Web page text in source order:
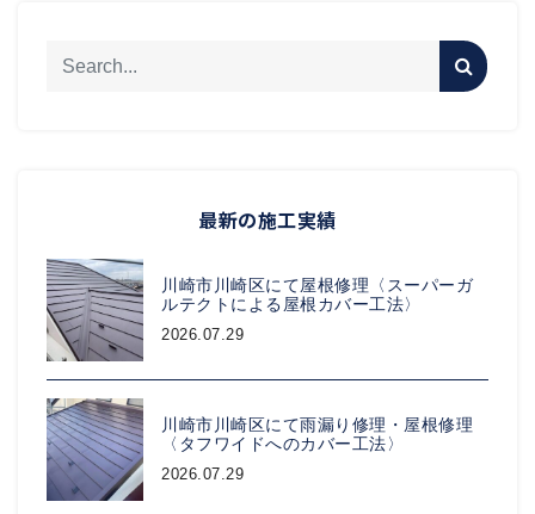
最新の施工実績
川崎市川崎区にて屋根修理〈スーパーガ
ルテクトによる屋根カバー工法〉
2026.07.29
川崎市川崎区にて雨漏り修理・屋根修理
〈タフワイドへのカバー工法〉
2026.07.29